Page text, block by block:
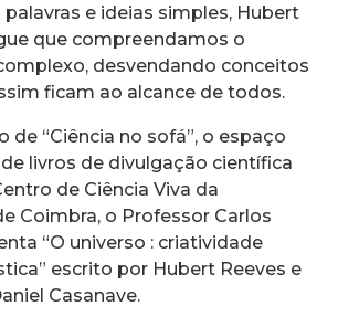
palavras e ideias simples, Hubert
que compreendamos o
desvendando conceitos
ficam ao alcance de todos.
de “Ciência no sofá”, o espaço
livros de divulgação científica
de Ciência Viva da
Coimbra, o Professor Carlos
“O universo : criatividade
escrito por Hubert Reeves e
Casanave.